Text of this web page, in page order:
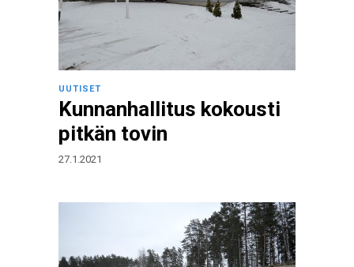
UUTISET
Kunnanhallitus kokousti
pitkän tovin
27.1.2021